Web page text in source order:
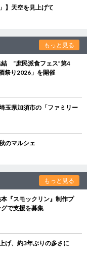
】天空を見上げて
もっと見る
結 “庶民派食フェス”第4
祭り2026」を開催
玉県加須市の「ファミリー
のマルシェ
もっと見る
『スモックリン』制作プ
で支援を募集
げ、約3年ぶりの多さに